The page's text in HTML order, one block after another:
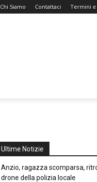
Chi Siamo Contattaci Termini e
Ultime Notizie
Anzio, ragazza scomparsa,
drone della polizia locale